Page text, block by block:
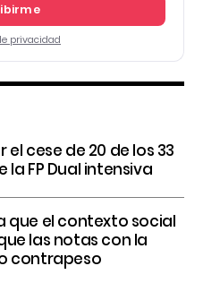
privacidad
cese de 20 de los 33
FP Dual intensiva
que el contexto social
las notas con la
contrapeso